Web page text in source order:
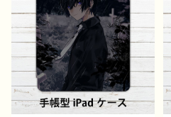
性的 おすすめ 人気 イ
ラストレーター クリエイタ
ー 絵師 オリジナル デ
ザイン グッズ タイトル：
黒野京 デザイン64 作：黒
野京